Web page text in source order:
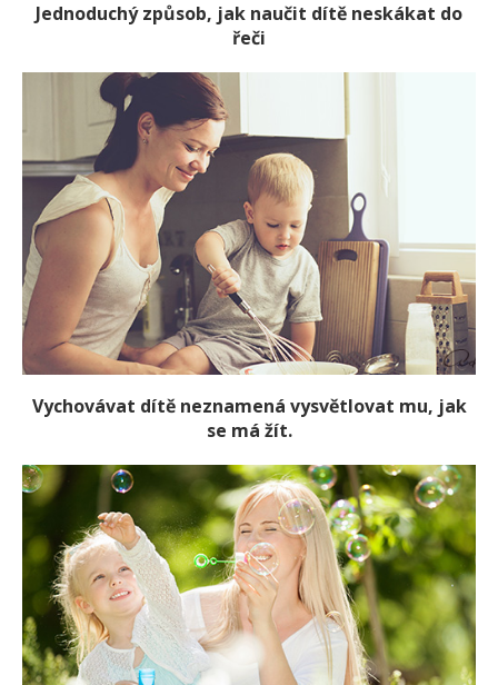
Jednoduchý způsob, jak naučit dítě neskákat do
řeči
Vychovávat dítě neznamená vysvětlovat mu, jak
se má žít.